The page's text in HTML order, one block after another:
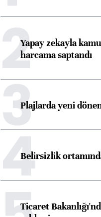
2Yapay zekayla
harcama saptandı
3Plajlarda yeni
4Belirsizlik
Ticaret